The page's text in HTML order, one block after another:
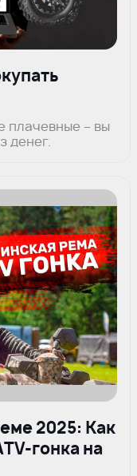
плачевные – вы
денег.
2025: Как
гонка на